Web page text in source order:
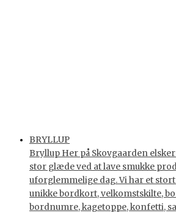
BRYLLUP
Bryllup Her på Skovgaarden
stor glæde ved at lave smukke
uforglemmelige dag. Vi har et
unikke bordkort, velkomstskilte,
bordnumre, kagetoppe, konfetti,